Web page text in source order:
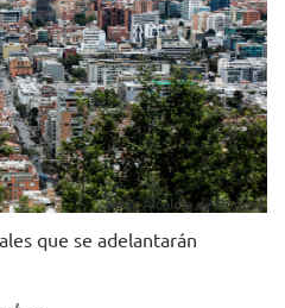
Foto: Alcaldía de Bogotá.
que se adelantarán